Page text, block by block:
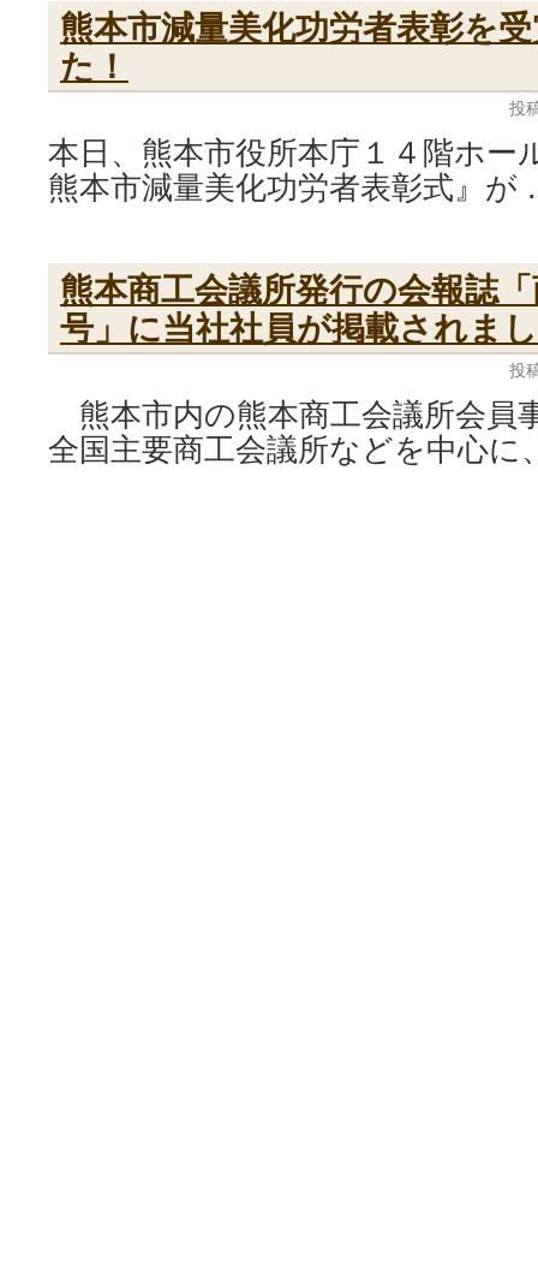
熊本市減量美化功労者表彰を
た！
投
本日、熊本市役所本庁１４階ホー
熊本市減量美化功労者表彰式』
熊本商工会議所発行の会報誌
号」に当社社員が掲載されま
投
熊本市内の熊本商工会議所会員
全国主要商工会議所などを中心